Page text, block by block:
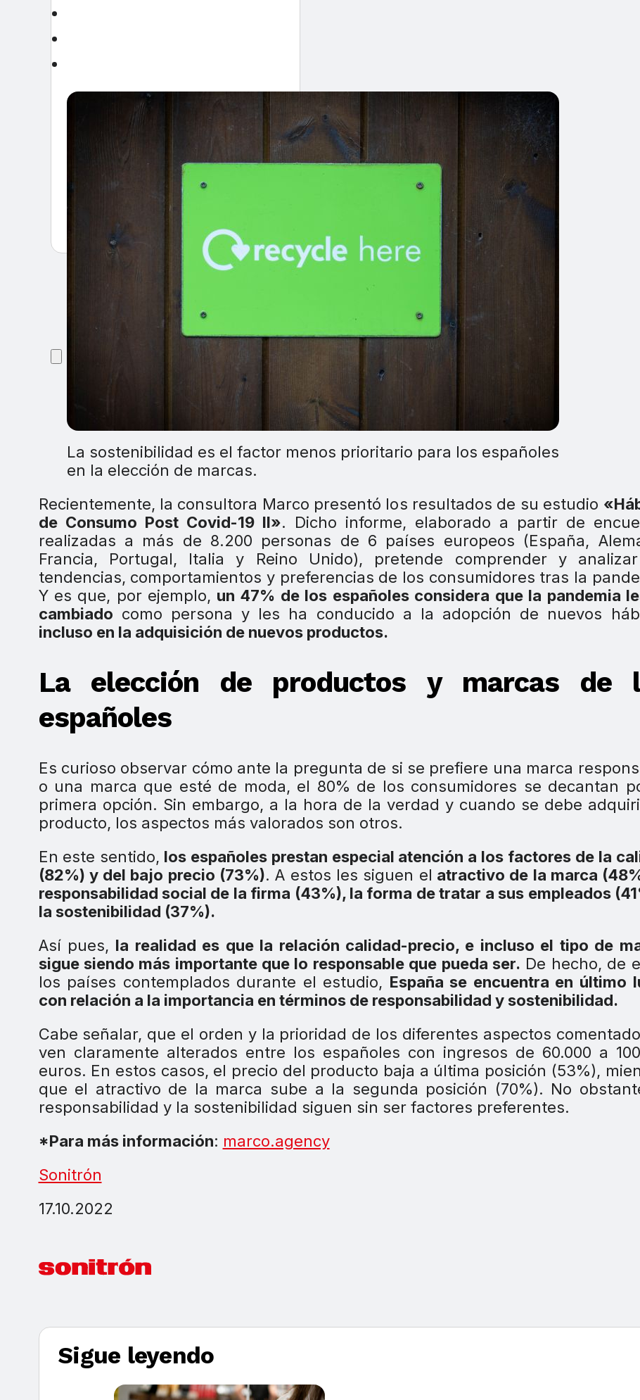
La sostenibilidad es el factor menos prioritario para los españoles
en la elección de marcas.
Recientemente, la consultora Marco presentó los resultados de su estudio
de Consumo Post Covid-19 II». Dicho informe, elaborado a partir de
realizadas a más de 8.200 personas de 6 países europeos (España,
Francia, Portugal, Italia y Reino Unido), pretende comprender y
tendencias, comportamientos y preferencias de los consumidores tras la
Y es que, por ejemplo, un 47% de los españoles considera que la pandemia
cambiado como persona y les ha conducido a la adopción de nuevos
incluso en la adquisición de nuevos productos.
La elección de productos y marcas de
españoles
Es curioso observar cómo ante la pregunta de si se prefiere una marca
o una marca que esté de moda, el 80% de los consumidores se decantan
primera opción. Sin embargo, a la hora de la verdad y cuando se debe
producto, los aspectos más valorados son otros.
En este sentido, los españoles prestan especial atención a los factores de la
(82%) y del bajo precio (73%). A estos les siguen el atractivo de la marca
responsabilidad social de la firma (43%), la forma de tratar a sus empleados
la sostenibilidad (37%).
Así pues, la realidad es que la relación calidad-precio, e incluso el tipo de
sigue siendo más importante que lo responsable que pueda ser. De hecho, de
los países contemplados durante el estudio, España se encuentra en último
con relación a la importancia en términos de responsabilidad y sostenibilidad.
Cabe señalar, que el orden y la prioridad de los diferentes aspectos
ven claramente alterados entre los españoles con ingresos de 60.000 a
euros. En estos casos, el precio del producto baja a última posición (53%),
que el atractivo de la marca sube a la segunda posición (70%). No
responsabilidad y la sostenibilidad siguen sin ser factores preferentes.
*Para más información: marco.agency
Sonitrón
17.10.2022
Sigue leyendo